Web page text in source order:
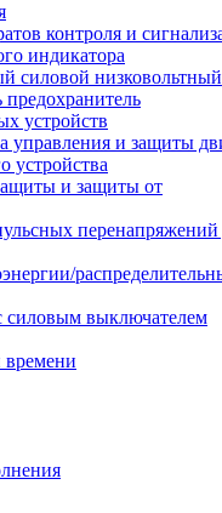
контроля и
индикатора
силовой низковольтный
устройств
управления и защиты
устройства
и защиты от
перенапряжений
силовым выключателем
времени